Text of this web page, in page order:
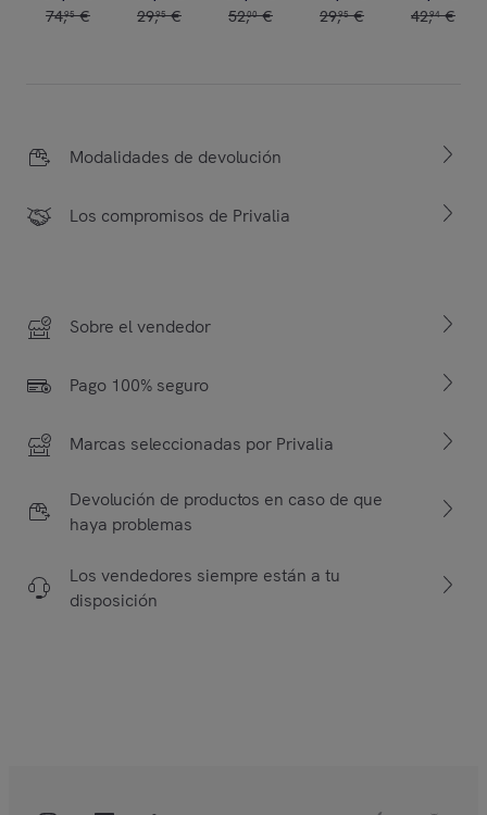
74,95 € 29,95 € 52,00 € 29,95 € 42,94 €
Modalidades de devolución
Los compromisos de Privalia
Sobre el vendedor
Pago 100% seguro
Marcas seleccionadas por Privalia
Devolución de productos en caso de que
haya problemas
Los vendedores siempre están a tu
disposición